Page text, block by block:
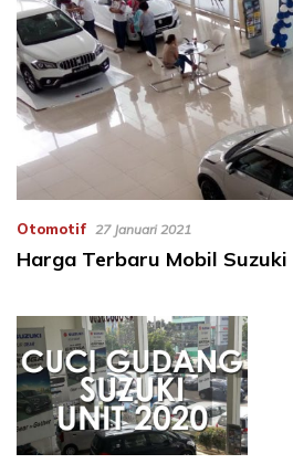
Otomotif 27 Januari 2021
Harga Terbaru Mobil Suzuki